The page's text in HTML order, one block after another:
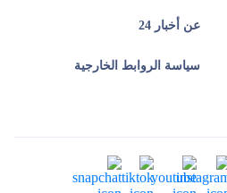
عن أخبار 24
سياسة الروابط الخارجية